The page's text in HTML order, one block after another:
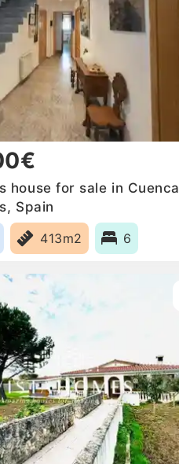
house for sale in Cuenca
Spain
413m2 6